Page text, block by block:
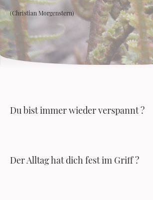
(Christian Morgenstern)
Du bist immer wieder verspannt ?
Der Alltag hat dich fest im Griff ?